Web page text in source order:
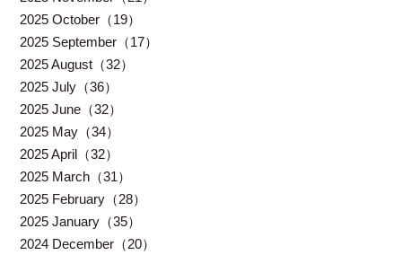
2025 October（19）
2025 September（17）
2025 August（32）
2025 July（36）
2025 June（32）
2025 May（34）
2025 April（32）
2025 March（31）
2025 February（28）
2025 January（35）
2024 December（20）